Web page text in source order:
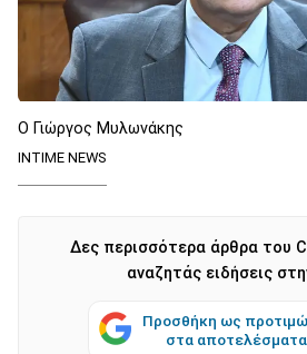
Ο Γιώργος Μυλωνάκης
INTIME NEWS
Δες περισσότερα άρθρα του
αναζητάς ειδήσεις
Προσθήκη ως
στα